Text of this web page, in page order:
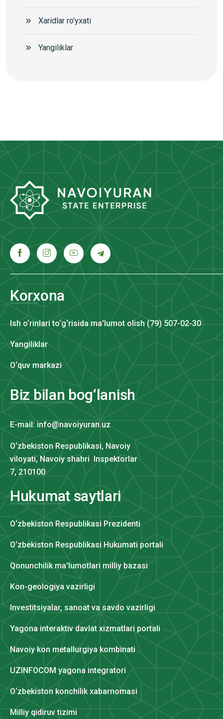
Xaridlar ro'yxati
Yangiliklar
Korxona
Ish o‘rinlari to‘g‘risida ma'lumot olish (79) 507-02-30
Yangiliklar
O‘quv markazi
Biz bilan bog‘lanish
E-mail: info@navoiyuran.uz
O‘zbekiston Respublikasi, Navoiy
viloyati, Navoiy shahri Inspektorlar
7, 210100
Hukumat saytlari
O‘zbekiston Respublikasi Prezidenti
O‘zbekiston Respublikasi Hukumati portali
Qonunchilik ma'lumotlari milliy bazasi
Kon-geologiya vazirligi
Investitsiyalar, sanoat va savdo vazirligi
Yagona interaktiv davlat xizmatlari portali
Navoiy kon metallurgiya kombinati
UZINFOCOM yagona integratori
O‘zbekiston konchilik xabarnomasi
Milliy qidiruv tizimi